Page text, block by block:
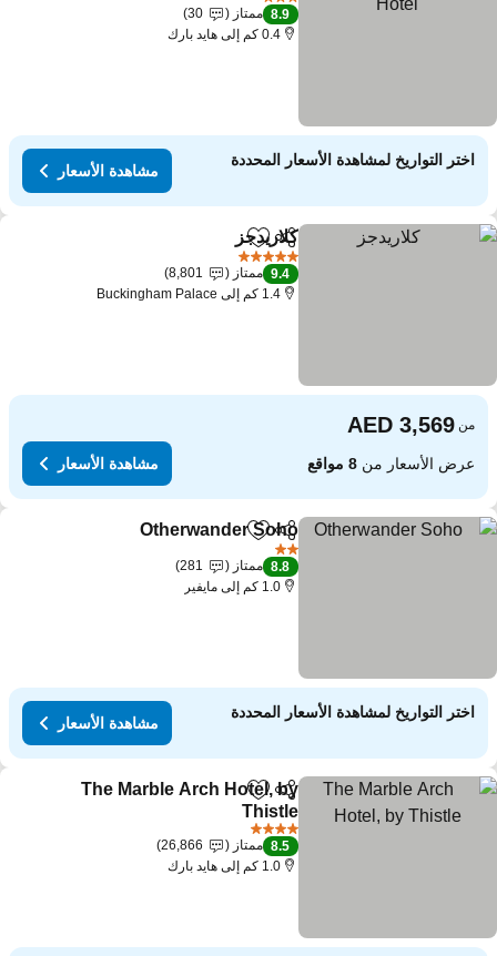
8.9 ممتاز
30
0.4 كم إلى هايد بارك
اختر التواريخ لمشاهدة الأسعار المحددة
مشاهدة الأسعار
مشاركةAdd to favorites
كلاريدجز
9.4 ممتاز
8,801
1.4 كم إلى Buckingham Palace
من
عرض الأسعار من8 مواقع مشاهدة الأسعار
مشاركةAdd to favorites
Otherwander Soho
8.8 ممتاز
281
1.0 كم إلى مايفير
اختر التواريخ لمشاهدة الأسعار المحددة
مشاهدة الأسعار
مشاركةAdd to favorites
The Marble Arch Hotel, by
Thistle
8.5 ممتاز
26,866
1.0 كم إلى هايد بارك